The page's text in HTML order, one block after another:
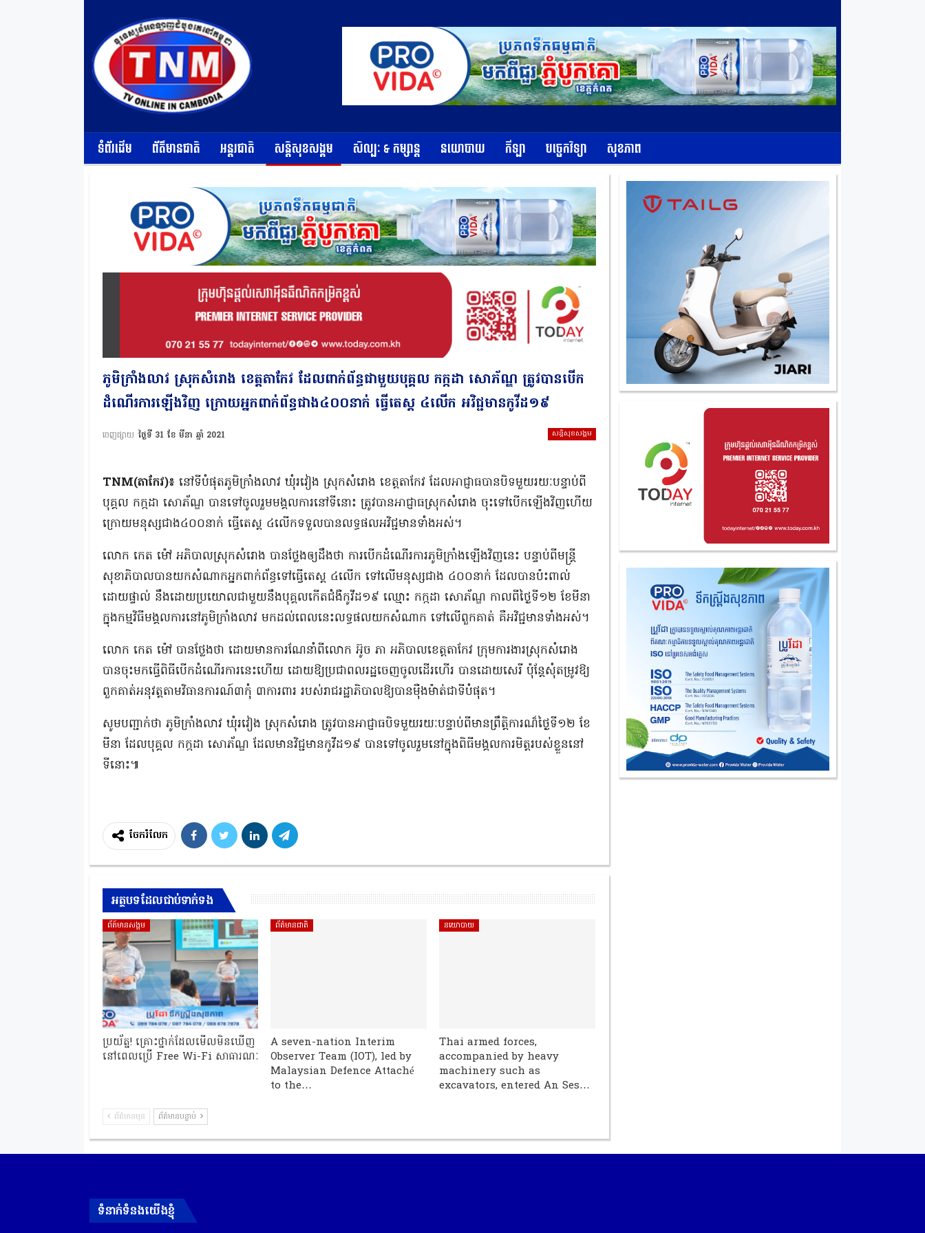
ទំព័រដើម ព័ត៌មានជាតិ អន្តរជាតិ សន្តិសុខសង្គម សិល្បៈ & កម្សាន្ត នយោបាយ កីឡា បច្ចេកវិទ្យា សុខភាព
ភូមិក្រាំងលាវ ស្រុកសំរោង ខេត្តតាកែវ ដែលពាក់ព័ន្ធជាមួយបុគ្គល កក្កដា សោភ័ណ្ឌ ត្រូវបានបើក
ដំណើរការឡើងវិញ ក្រោយអ្នកពាក់ព័ន្ធជាង៤០០នាក់ ធ្វើតេស្ត ៤លើក អវិជ្ជមានកូវីដ១៩
សន្តិសុខសង្គម
ចេញផ្សាយ ថ្ងៃទី 31 ខែ មីនា ឆ្នាំ 2021
TNM(តាកែវ)៖ នៅទីបំផុតភូមិក្រាំងលាវ ឃុំរវៀង ស្រុកសំរោង ខេត្តតាកែវ ដែលអាជ្ញាធបានបិទមួយរយៈបន្ទាប់ពី
បុគ្គល កក្កដា សោភ័ណ្ឌ បានទៅចូលរួមមង្គលការនៅទីនោះ ត្រូវបានអាជ្ញាធស្រុកសំរោង ចុះទៅបើកឡើងវិញហើយ
ក្រោយមនុស្សជាង៤០០នាក់ ធ្វើតេស្ត ៤លើកទទួលបានលទ្ធផលអវិជ្ជមានទាំងអស់។
លោក កេត ម៉ៅ អភិបាលស្រុកសំរោង បានថ្លែងឲ្យដឹងថា ការបើកដំណើរការភូមិក្រាំងឡើងវិញនេះ បន្ទាប់ពីមន្រ្តី
សុខាភិបាលបានយកសំណាកអ្នកពាក់ព័ន្ធទៅធ្វើតេស្ត ៤លើក ទៅលើមនុស្សជាង ៤០០នាក់ ដែលបានប៉ះពាល់
ដោយផ្ទាល់ នឹងដោយប្រយោលជាមួយនឹងបុគ្គលកើតជំងឺកូវីដ១៩ ឈ្មោះ កក្កដា សោភ័ណ្ឌ កាលពីថ្ងៃទី១២ ខែមីនា
ក្នុងកម្មវិធីមង្គលការនៅភូមិក្រាំងលាវ មកដល់ពេលនេះលទ្ធផលយកសំណាក ទៅលើពួកគាត់ គឺអវិជ្ជមានទាំងអស់។
លោក កេត ម៉ៅ បានថ្លែងថា ដោយមានការណែនាំពីលោក អ៊ូច ភា អភិបាលខេត្តតាកែវ ក្រុមការងារស្រុកសំរោង
បានចុះមកធ្វើពិធីបើកដំណើរការនេះហើយ ដោយឱ្យប្រជាពលរដ្ឋចេញចូលដើរហើរ បានដោយសេរី ប៉ុន្តែសុំតម្រូវឱ្យ
ពួកគាត់អនុវត្តតាមវិធានការណ៍៣កុំ ៣ការពារ របស់រាជរដ្ឋាភិបាលឱ្យបានម៉ឺងម៉ាត់ជាទីបំផុត។
សូមបញ្ជាក់ថា ភូមិក្រាំងលាវ ឃុំរវៀង ស្រុកសំរោង ត្រូវបានអាជ្ញាធបិទមួយរយៈបន្ទាប់ពីមានព្រឹត្តិការណ៏ថ្ងៃទី១២ ខែ
មីនា ដែលបុគ្គល កក្កដា សោភ័ណ្ឌ ដែលមានវិជ្ជមានកូវីដ១៩ បានទៅចូលរួមនៅក្នុងពិធីមង្គលការមិត្តរបស់ខ្លួននៅ
ទីនោះ៕
ចែករំលែក
អត្ថបទដែលជាប់ទាក់ទង
ព័ត៍មានសង្គម
ប្រយ័ត្ន! គ្រោះថ្នាក់ដែលមើលមិនឃើញ
នៅពេលប្រើ Free Wi-Fi សាធារណៈ
ព័ត៌មានជាតិ
A seven-nation Interim
Observer Team (IOT), led by
Malaysian Defence Attaché
to the…
នយោបាយ
Thai armed forces,
accompanied by heavy
machinery such as
excavators, entered An Ses…
ព័ត៌មានមុន ព័ត៌មានបន្ទាប់
ទំនាក់ទំនងយើងខ្ញុំ